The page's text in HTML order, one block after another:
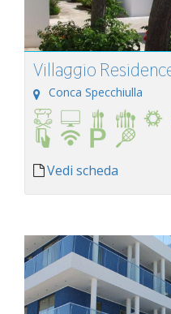
Villaggio
Conca Specchiulla
Vedi scheda